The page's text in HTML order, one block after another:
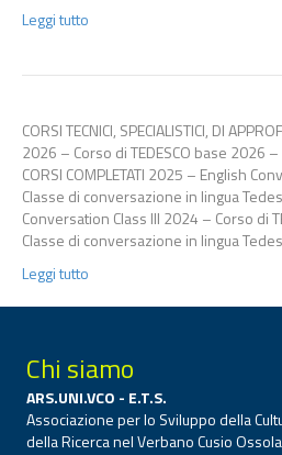
Leggi tutto
CORSI TECNICI, SPECIALISTICI, DI
2026 – Corso di TEDESCO base 2026
CORSI COMPLETATI 2025 – English
Classe di conversazione in lingua
Conversation Class III 2024 – Corso di
Classe di conversazione in lingua
Leggi tutto
Chi siamo
ARS.UNI.VCO - E.T.S.
Associazione per lo Sviluppo della
della Ricerca nel Verbano Cusio Ossola